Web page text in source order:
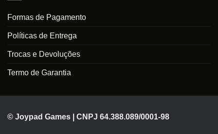
Formas de Pagamento
Políticas de Entrega
Trocas e Devoluções
Termo de Garantia
© Joypad Games | CNPJ 64.388.089/0001-98